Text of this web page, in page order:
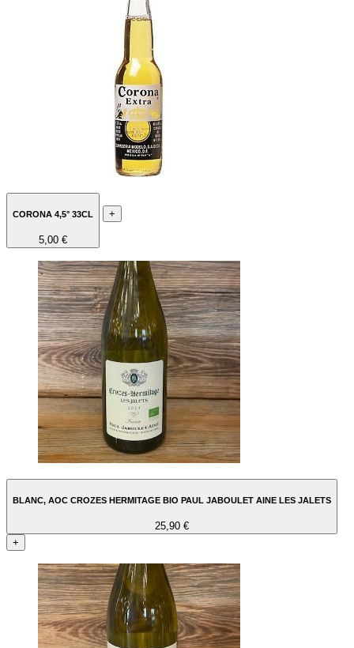
CORONA 4,5° 33CL
5,00 €
+
BLANC, AOC CROZES HERMITAGE BIO PAUL JABOULET AINE LES JALETS
25,90 €
+